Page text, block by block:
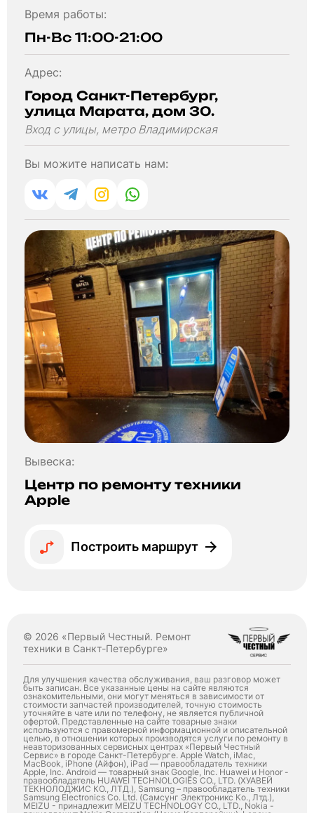
Время работы:
Пн-Вс 11:00-21:00
Адрес:
Город Санкт-Петербург,
улица Марата, дом 30.
Вход с улицы, метро Владимирская
Вы можите написать нам:
Вывеска:
Центр по ремонту техники
Apple
Построить маршрут
© 2026 «Первый Честный. Ремонт
техники в Санкт-Петербурге»
Для улучшения качества обслуживания, ваш разговор может
быть записан. Все указанные цены на сайте являются
ознакомительными, они могут меняться в зависимости от
стоимости запчастей производителей, точную стоимость
уточняйте в чате или по телефону, не является публичной
офертой. Представленные на сайте товарные знаки
используются с правомерной информационной и описательной
целью, в отношении которых производятся услуги по ремонту в
неавторизованных сервисных центрах «Первый Честный
Сервис» в городе Санкт-Петербурге. Apple Watch, iMac,
MacBook, iPhone (Айфон), iPad — правообладатель техники
Apple, Inc. Android — товарный знак Google, Inc. Huawei и Honor -
правообладатель HUAWEI TECHNOLOGIES CO., LTD. (ХУАВЕЙ
ТЕКНОЛОДЖИС КО., ЛТД.), Samsung – правообладатель техники
Samsung Electronics Co. Ltd. (Самсунг Электроникс Ко., Лтд.),
MEIZU - принадлежит MEIZU TECHNOLOGY CO., LTD., Nokia -